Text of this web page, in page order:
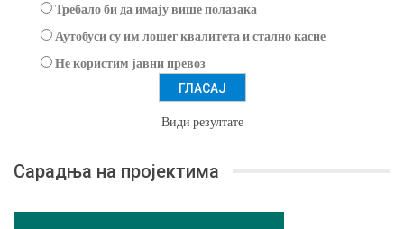
Требало би да имају више полазака
Аутобуси су им лошег квалитета и стално касне
Не користим јавни превоз
Види резултате
Сарадња на пројектима